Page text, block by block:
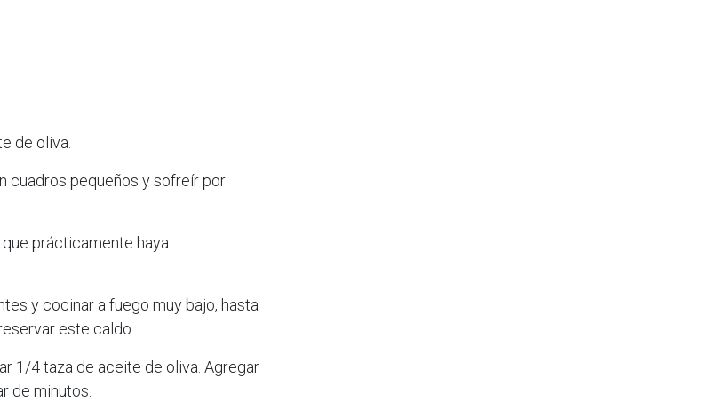
de oliva.
cuadros pequeños y sofreír por
prácticamente haya
y cocinar a fuego muy bajo, hasta
este caldo.
1/4 taza de aceite de oliva. Agregar
de minutos.